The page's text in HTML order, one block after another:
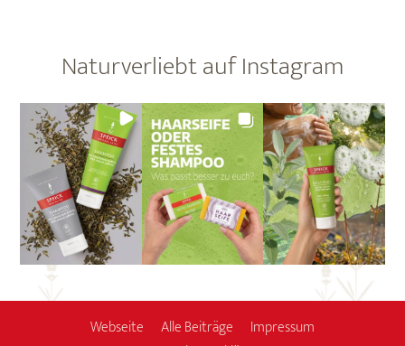
Naturverliebt auf Instagram
Webseite Alle Beiträge
Impressum